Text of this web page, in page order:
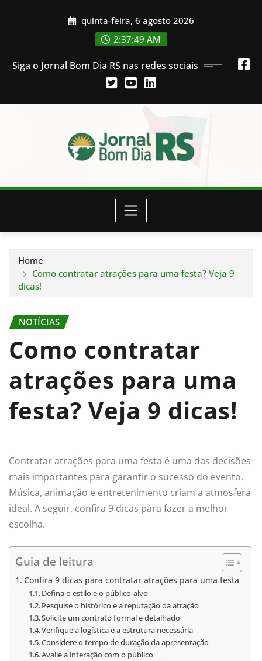
quinta-feira, 6 agosto 2026
2:37:50 AM
Siga o Jornal Bom Dia RS nas redes sociais
Home
Como contratar atrações para uma festa? Veja 9
dicas!
NOTÍCIAS
Como contratar
atrações para uma
festa? Veja 9 dicas!
Contratar atrações para uma festa é uma das decisões
mais importantes para garantir o sucesso do evento.
Música, animação e entretenimento criam a atmosfera
ideal. A seguir, confira 9 dicas para fazer a melhor
escolha.
Guia de leitura
Confira 9 dicas para contratar atrações para uma festa
Defina o estilo e o público-alvo
Pesquise o histórico e a reputação da atração
Solicite um contrato formal e detalhado
Verifique a logística e a estrutura necessária
Considere o tempo de duração da apresentação
Avalie a interação com o público